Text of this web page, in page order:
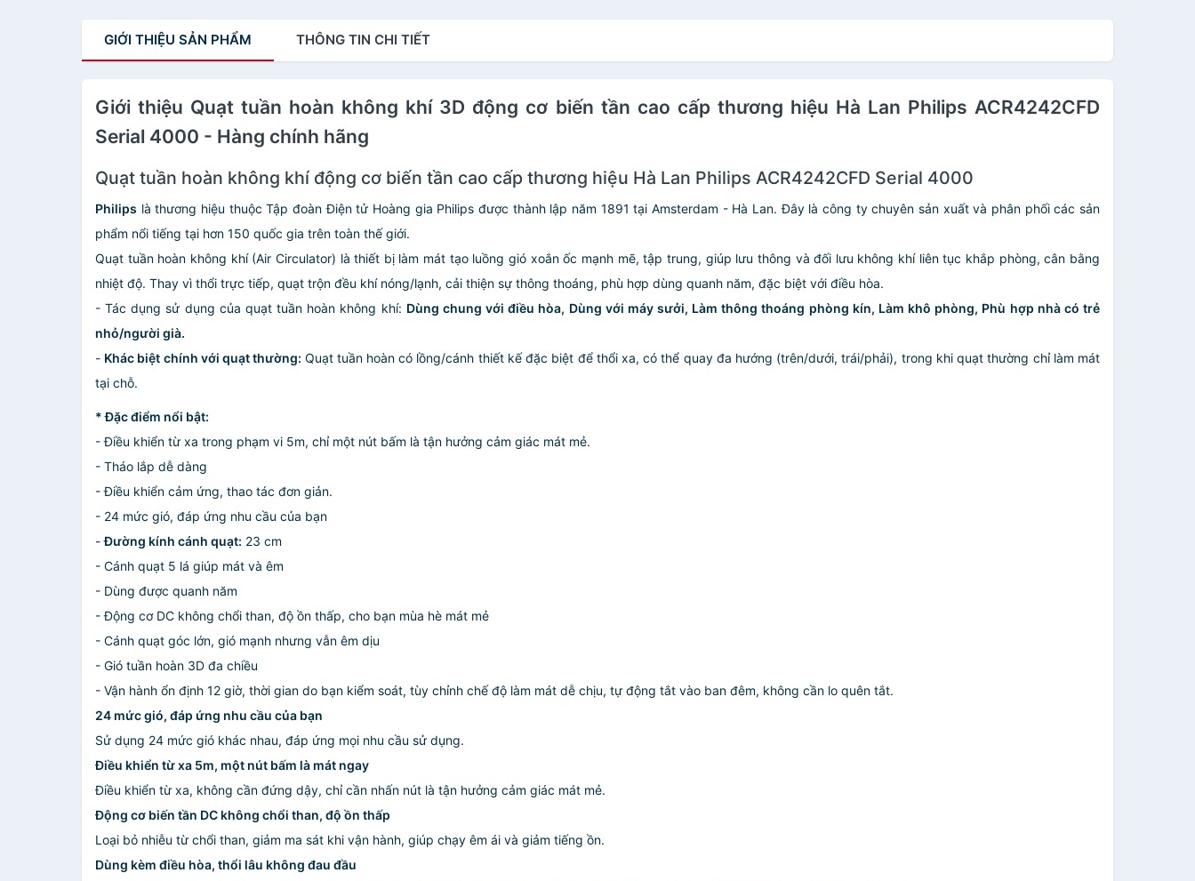
GIỚI THIỆU SẢN PHẨM THÔNG TIN CHI TIẾT
Giới thiệu Quạt tuần hoàn không khí 3D động cơ biến tần cao cấp thương hiệu Hà Lan Philips ACR4242CFD
Serial 4000 - Hàng chính hãng
Quạt tuần hoàn không khí động cơ biến tần cao cấp thương hiệu Hà Lan Philips ACR4242CFD Serial 4000
Philips là thương hiệu thuộc Tập đoàn Điện tử Hoàng gia Philips được thành lập năm 1891 tại Amsterdam - Hà Lan. Đây là công ty chuyên sản xuất và phân phối các sản
phẩm nổi tiếng tại hơn 150 quốc gia trên toàn thế giới.
Quạt tuần hoàn không khí (Air Circulator) là thiết bị làm mát tạo luồng gió xoắn ốc mạnh mẽ, tập trung, giúp lưu thông và đối lưu không khí liên tục khắp phòng, cân bằng
nhiệt độ. Thay vì thổi trực tiếp, quạt trộn đều khí nóng/lạnh, cải thiện sự thông thoáng, phù hợp dùng quanh năm, đặc biệt với điều hòa.
- Tác dụng sử dụng của quạt tuần hoàn không khí: Dùng chung với điều hòa, Dùng với máy sưởi, Làm thông thoáng phòng kín, Làm khô phòng, Phù hợp nhà có trẻ
nhỏ/người già.
- Khác biệt chính với quạt thường: Quạt tuần hoàn có lồng/cánh thiết kế đặc biệt để thổi xa, có thể quay đa hướng (trên/dưới, trái/phải), trong khi quạt thường chỉ làm mát
tại chỗ.
* Đặc điểm nổi bật:
- Điều khiển từ xa trong phạm vi 5m, chỉ một nút bấm là tận hưởng cảm giác mát mẻ.
- Tháo lắp dễ dàng
- Điều khiển cảm ứng, thao tác đơn giản.
- 24 mức gió, đáp ứng nhu cầu của bạn
-Đường kính cánh quạt: 23 cm
- Cánh quạt 5 lá giúp mát và êm
- Dùng được quanh năm
- Động cơ DC không chổi than, độ ồn thấp, cho bạn mùa hè mát mẻ
- Cánh quạt góc lớn, gió mạnh nhưng vẫn êm dịu
- Gió tuần hoàn 3D đa chiều
- Vận hành ổn định 12 giờ, thời gian do bạn kiểm soát, tùy chỉnh chế độ làm mát dễ chịu, tự động tắt vào ban đêm, không cần lo quên tắt.
24 mức gió, đáp ứng nhu cầu của bạn
Sử dụng 24 mức gió khác nhau, đáp ứng mọi nhu cầu sử dụng.
Điều khiển từ xa 5m, một nút bấm là mát ngay
Điều khiển từ xa, không cần đứng dậy, chỉ cần nhấn nút là tận hưởng cảm giác mát mẻ.
Động cơ biến tần DC không chổi than, độ ồn thấp
Loại bỏ nhiễu từ chổi than, giảm ma sát khi vận hành, giúp chạy êm ái và giảm tiếng ồn.
Dùng kèm điều hòa, thổi lâu không đau đầu